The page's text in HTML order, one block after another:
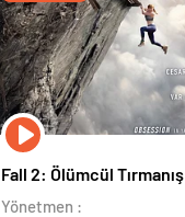
Fall 2: Ölümcül Tırmanış
Yönetmen :